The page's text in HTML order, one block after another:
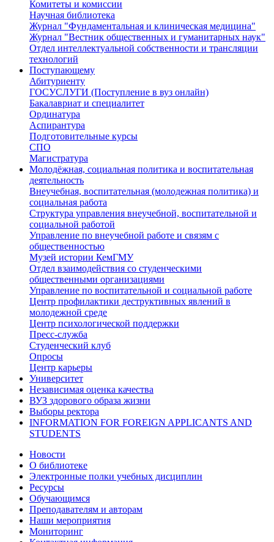
Комитеты и комиссии
Научная библиотека
Журнал "Фундаментальная и клиническая медицина"
Журнал "Вестник общественных и гуманитарных наук"
Отдел интеллектуальной собственности и трансляции
технологий
Поступающему
Абитуриенту
ГОСУСЛУГИ (Поступление в вуз онлайн)
Бакалавриат и специалитет
Ординатура
Аспирантура
Подготовительные курсы
СПО
Магистратура
Молодёжная, социальная политика и воспитательная
деятельность
Внеучебная, воспитательная (молодежная политика) и
социальная работа
Структура управления внеучебной, воспитательной и
социальной работой
Управление по внеучебной работе и связям с
общественностью
Музей истории КемГМУ
Отдел взаимодействия со студенческими
общественными организациями
Управление по воспитательной и социальной работе
Центр профилактики деструктивных явлений в
молодежной среде
Центр психологической поддержки
Пресс-служба
Студенческий клуб
Опросы
Центр карьеры
Университет
Независимая оценка качества
ВУЗ здорового образа жизни
Выборы ректора
INFORMATION FOR FOREIGN APPLICANTS AND
STUDENTS
Новости
О библиотеке
Электронные полки учебных дисциплин
Ресурсы
Обучающимся
Преподавателям и авторам
Наши мероприятия
Мониторинг